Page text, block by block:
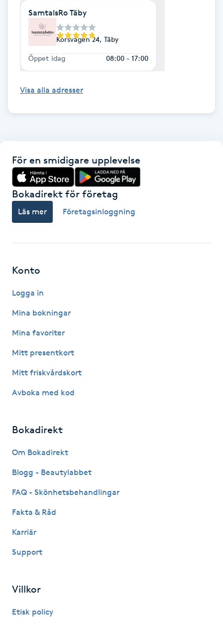
Hatha Yoga
Headspa
Hollywood Peel
Hot Stone Massage
Hot yoga
Hudföryngring
Huduppstramning
Hudvård
Hyaluronsyra
Hyperhidros
Hårförlängning
Hårvård
Hälsprickor
Idrottsmassage
SamtalsRo Täby
Korsvägen 24, Täby
Öppet idag 08:00 - 17:00
Visa alla adresser
För en smidigare upplevelse
Bokadirekt för företag
Läs mer Företagsinloggning
Konto
Logga in
Mina bokningar
Mina favoriter
Mitt presentkort
Mitt friskvårdskort
Avboka med kod
Bokadirekt
Om Bokadirekt
Blogg - Beautylabbet
FAQ - Skönhetsbehandlingar
Fakta & Råd
Karriär
Support
Villkor
Etisk policy